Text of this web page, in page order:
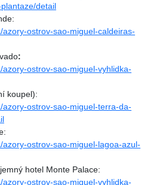
detail
azory-ostrov-sao-miguel-caldeiras-
:
ostrov-sao-miguel-vyhlidka-
koupel):
azory-ostrov-sao-miguel-terra-da-
azory-ostrov-sao-miguel-lagoa-azul-
hotel Monte Palace:
ostrov-sao-miguel-vyhlidka-